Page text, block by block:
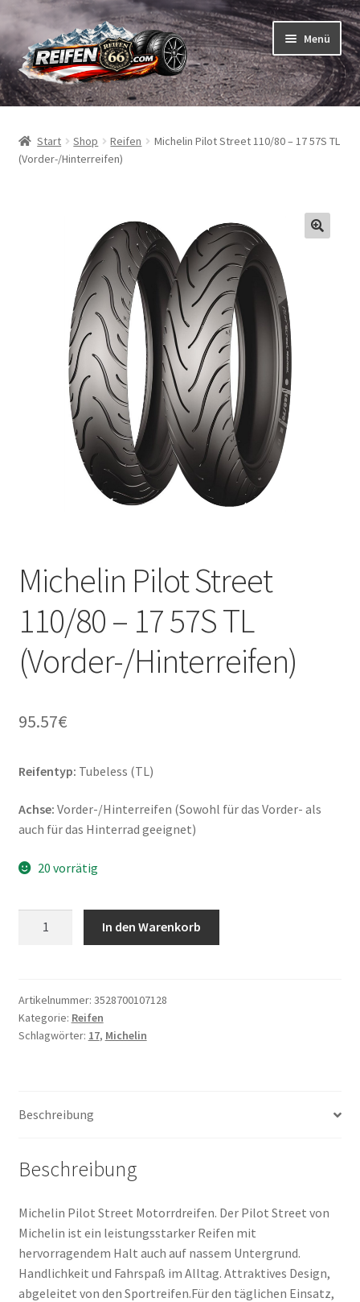
Zur
Navigation
springen
Zum
Inhalt
springen
Menü
Reifen
Schläuche
Reifentests
Start Shop Reifen
Michelin Pilot Street 110/80 – 17 57S TL
(Vorder-/Hinterreifen)
Michelin Pilot Street
110/80 – 17 57S TL
(Vorder-/Hinterreifen)
95.57€
Reifentyp: Tubeless (TL)
Achse: Vorder-/Hinterreifen (Sowohl für das Vorder- als
auch für das Hinterrad geeignet)
20 vorrätig
-
17
57S
In den Warenkorb
Artikelnummer: 3528700107128
Kategorie: Reifen
Schlagwörter: 17, Michelin
Beschreibung
Beschreibung
Michelin Pilot Street Motorrdreifen. Der Pilot Street von
Michelin ist ein leistungsstarker Reifen mit
hervorragendem Halt auch auf nassem Untergrund.
Handlichkeit und Fahrspaß im Alltag. Attraktives Design,
abgeleitet von den Sportreifen.Für den täglichen Einsatz,